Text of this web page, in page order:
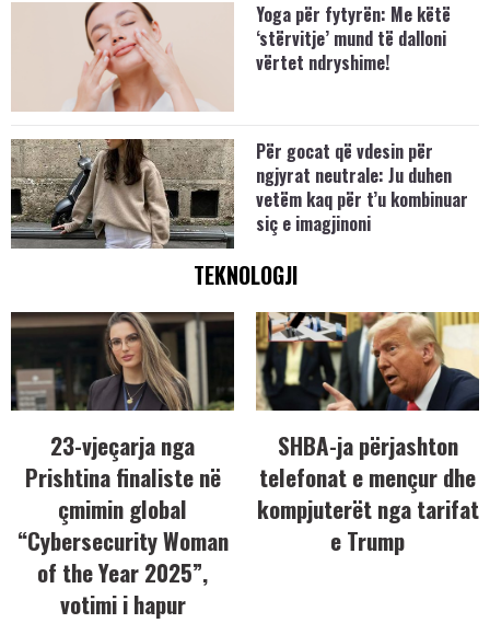
Yoga për fytyrën: Me këtë
‘stërvitje’ mund të dalloni
vërtet ndryshime!
Për gocat që vdesin për
ngjyrat neutrale: Ju duhen
vetëm kaq për t’u kombinuar
siç e imagjinoni
TEKNOLOGJI
23-vjeçarja nga
Prishtina finaliste në
çmimin global
“Cybersecurity Woman
of the Year 2025”,
votimi i hapur
SHBA-ja përjashton
telefonat e mençur dhe
kompjuterët nga tarifat
e Trump